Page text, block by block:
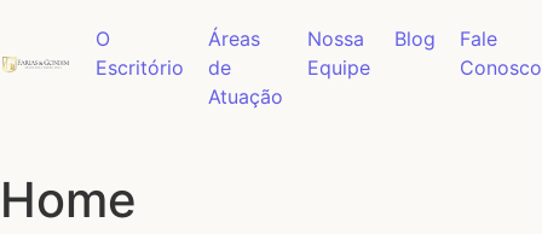
O
Escritório
Áreas
de
Atuação
Nossa
Equipe
Blog
Fale
Conosco
Home